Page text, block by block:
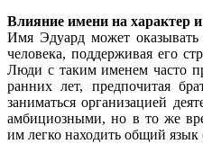
Влияние имени на характер и
Имя Эдуард может оказывать
человека, поддерживая его
Люди с таким именем часто
ранних лет, предпочитая
заниматься организацией
амбициозными, но в то же
им легко находить общий